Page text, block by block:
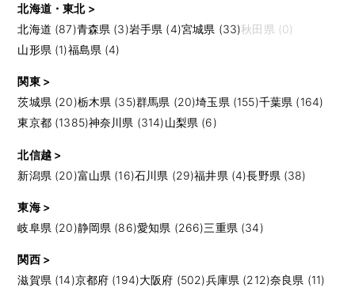
北海道・東北 >
北海道 (87)青森県 (3)岩手県 (4)宮城県 (33)秋田県 (0)
山形県 (1)福島県 (4)
関東 >
茨城県 (20)栃木県 (35)群馬県 (20)埼玉県 (155)千葉県 (164)
東京都 (1385)神奈川県 (314)山梨県 (6)
北信越 >
新潟県 (20)富山県 (16)石川県 (29)福井県 (4)長野県 (38)
東海 >
岐阜県 (20)静岡県 (86)愛知県 (266)三重県 (34)
関西 >
滋賀県 (14)京都府 (194)大阪府 (502)兵庫県 (212)奈良県 (11)